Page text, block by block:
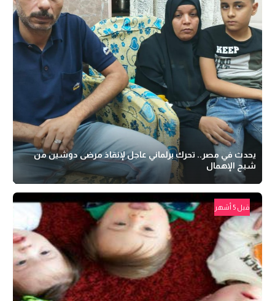
يحدث في مصر.. تحرك برلماني عاجل لإنقاذ مرضى دوشين من
شبح الإهمال
قبل 5 أشهر